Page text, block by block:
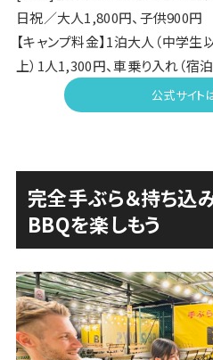
日祝／大人1,800円、子供900円
【キャンプ料金】1泊大人（中学
上）1人1,300円、車乗り入れ（宿
公式サイト
完全手ぶら＆持ち込
BBQを楽しもう